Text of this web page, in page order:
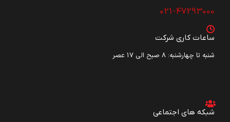
021-47293000
ساعات کاری شرکت
شنبه تا چهارشنبه: ۸ صبح الی 17 عصر
شبکه های اجتماعی